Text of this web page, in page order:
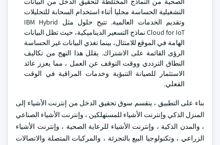
التشغيلية الحساسة محليا أثناء استخدام السحابة للتحليلات
وتقديم الخدمات العالمية. تتيح حلول مثل IBM Hybrid
Cloud for IoT نماذج التسعير الديناميكية، حيث تظل البيانات
الهامة في الموقع للامتثال، بينما تغذي البيانات غير الحساسة
الرؤى القائمة على الاشتراك. يقلل هذا النهج من تكاليف
النطاق الترددي ووقت التوقف عن العمل ، مما يعزز عائد
الاستثمار للصيانة التنبؤية وخدمات المراقبة في الوقت
الفعلي.
بناء على التطبيق ، ينقسم سوق تحقيق الدخل من إنترنت الأشياء إلى
المنزل الذكي وإنترنت الأشياء للمستهلكين ، وإنترنت الأشياء الصناعي
، والمدن الذكية ، وإنترنت الأشياء للرعاية الصحية ، وإنترنت الأشياء
الزراعي ، وتكنولوجيا البيع بالتجزئة ، والمركبات المتصلة والاتصالات